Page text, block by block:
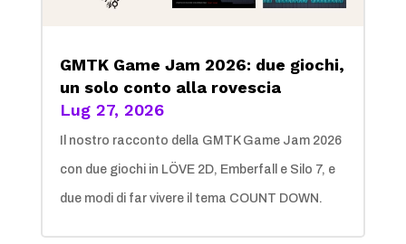
GMTK Game Jam 2026: due giochi,
un solo conto alla rovescia
Lug 27, 2026
Il nostro racconto della GMTK Game Jam 2026
con due giochi in LÖVE 2D, Emberfall e Silo 7, e
due modi di far vivere il tema COUNT DOWN.